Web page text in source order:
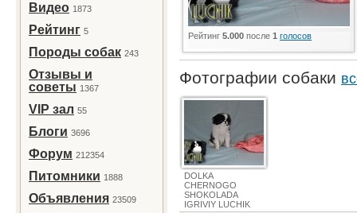
Видео 1873
Рейтинг 5
Породы собак 243
Отзывы и
советы 1367
VIP зал 55
Блоги 3696
Форум 212354
Питомники 1888
Объявления 23509
Рейтинг 5.000 после 1 голосов
Фотографии собаки
DOLKA
CHERNOGO
SHOKOLADA
IGRIVIY LUCHIK